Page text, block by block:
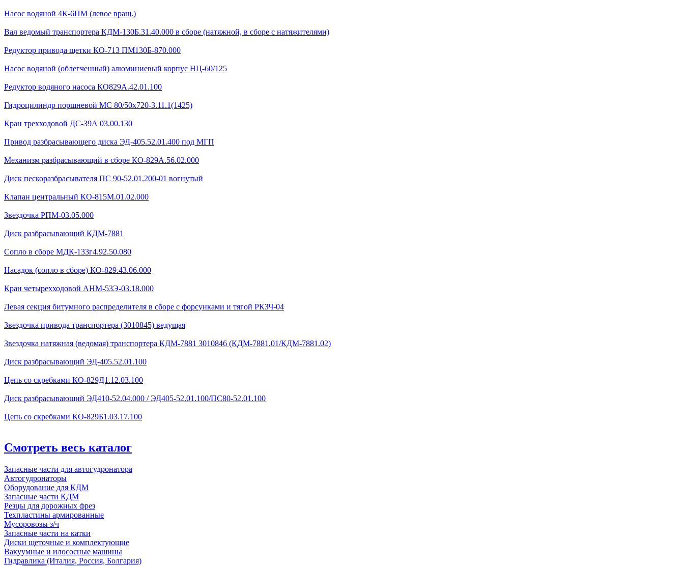
Насос водяной 4К-6ПМ (левое вращ.)
Вал ведомый транспортера КДМ-130Б.31.40.000 в сборе (натяжной, в сборе с натяжителями)
Редуктор привода щетки КО-713 ПМ130Б-870.000
Насос водяной (облегченный) алюминиевый корпус НЦ-60/125
Редуктор водяного насоса КО829А.42.01.100
Гидроцилиндр поршневой МС 80/50х720-3.11.1(1425)
Кран трехходовой ДС-39А 03.00.130
Привод разбрасывающего диска ЭД-405.52.01.400 под МГП
Механизм разбрасывающий в сборе КО-829А.56.02.000
Диск пескоразбрасывателя ПС 90-52.01.200-01 вогнутый
Клапан центральный КО-815М.01.02.000
Звездочка РПМ-03.05.000
Диск разбрасывающий КДМ-7881
Сопло в сборе МДК-133г4.92.50.080
Насадок (сопло в сборе) КО-829.43.06.000
Кран четырехходовой AHМ-53Э-03.18.000
Левая секция битумного распределителя в сборе с форсунками и тягой РКЗЧ-04
Звездочка привода транспортера (3010845) ведущая
Звездочка натяжная (ведомая) транспортера КДМ-7881 3010846 (КДМ-7881.01/КДМ-7881.02)
Диск разбрасывающий ЭД-405.52.01.100
Цепь со скребками КО-829Д1.12.03.100
Диск разбрасывающий ЭД410-52.04.000 / ЭД405-52.01.100/ПС80-52.01.100
Цепь со скребками КО-829Б1.03.17.100
Смотреть весь каталог
Запасные части для автогудронатора
Автогудронаторы
Оборудование для КДМ
Запасные части КДМ
Резцы для дорожных фрез
Техпластины армированные
Мусоровозы з/ч
Запасные части на катки
Диски щеточные и комплектующие
Вакуумные и илососные машины
Гидравлика (Италия, Россия, Болгария)